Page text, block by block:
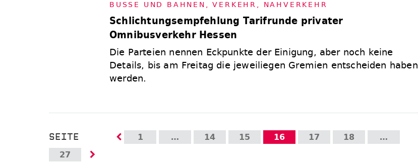
BUS­SE UND BAH­NEN
,VER­KEHR NAH­VER­KEHR
Schlichtungsempfehlung Tarifrunde privater
Omnibusverkehr Hessen
Die Parteien nennen Eckpunkte der Einigung, aber noch keine
Details, bis am Freitag die jeweiliegen Gremien entscheiden haben
werden.
SEITE 1 … 14 15 16 17 18
…
27